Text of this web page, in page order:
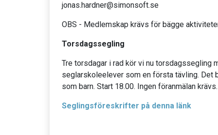
jonas.hardner@simonsoft.se
OBS - Medlemskap krävs för bägge
Torsdagssegling
Tre torsdagar i rad kör vi nu torsdagssegling
seglarskoleelever som en första tävling. Det
som barn. Start 18.00. Ingen föranmälan krävs.
Seglingsföreskrifter på denna länk